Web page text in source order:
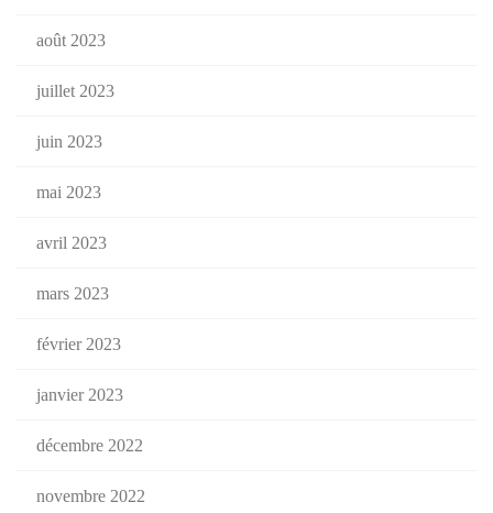
août 2023
juillet 2023
juin 2023
mai 2023
avril 2023
mars 2023
février 2023
janvier 2023
décembre 2022
novembre 2022